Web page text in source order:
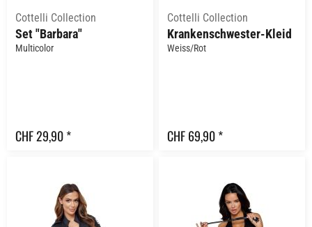
Cottelli Collection
Set "Barbara"
Multicolor
CHF 29,90 *
Cottelli Collection
Krankenschwester-Kleid
Weiss/Rot
CHF 69,90 *